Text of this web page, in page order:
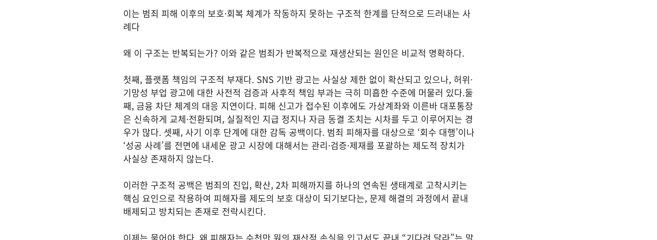
이는 범죄 피해 이후의 보호·회복 체계가 작동하지 못하는 구조적 한계를 단적으로 드러내는 사
례다
왜 이 구조는 반복되는가? 이와 같은 범죄가 반복적으로 재생산되는 원인은 비교적 명확하다.
첫째, 플랫폼 책임의 구조적 부재다. SNS 기반 광고는 사실상 제한 없이 확산되고 있으나, 허위·
기망성 부업 광고에 대한 사전적 검증과 사후적 책임 부과는 극히 미흡한 수준에 머물러 있다.둘
째, 금융 차단 체계의 대응 지연이다. 피해 신고가 접수된 이후에도 가상계좌와 이른바 대포통장
은 신속하게 교체·전환되며, 실질적인 지급 정지나 자금 동결 조치는 시차를 두고 이루어지는 경
우가 많다. 셋째, 사기 이후 단계에 대한 감독 공백이다. 범죄 피해자를 대상으로 ‘회수 대행’이나
‘성공 사례’를 전면에 내세운 광고 시장에 대해서는 관리·검증·제재를 포괄하는 제도적 장치가
사실상 존재하지 않는다.
이러한 구조적 공백은 범죄의 진입, 확산, 2차 피해까지를 하나의 연속된 생태계로 고착시키는
핵심 요인으로 작용하여 피해자를 제도의 보호 대상이 되기보다는, 문제 해결의 과정에서 끝내
배제되고 방치되는 존재로 전락시킨다.